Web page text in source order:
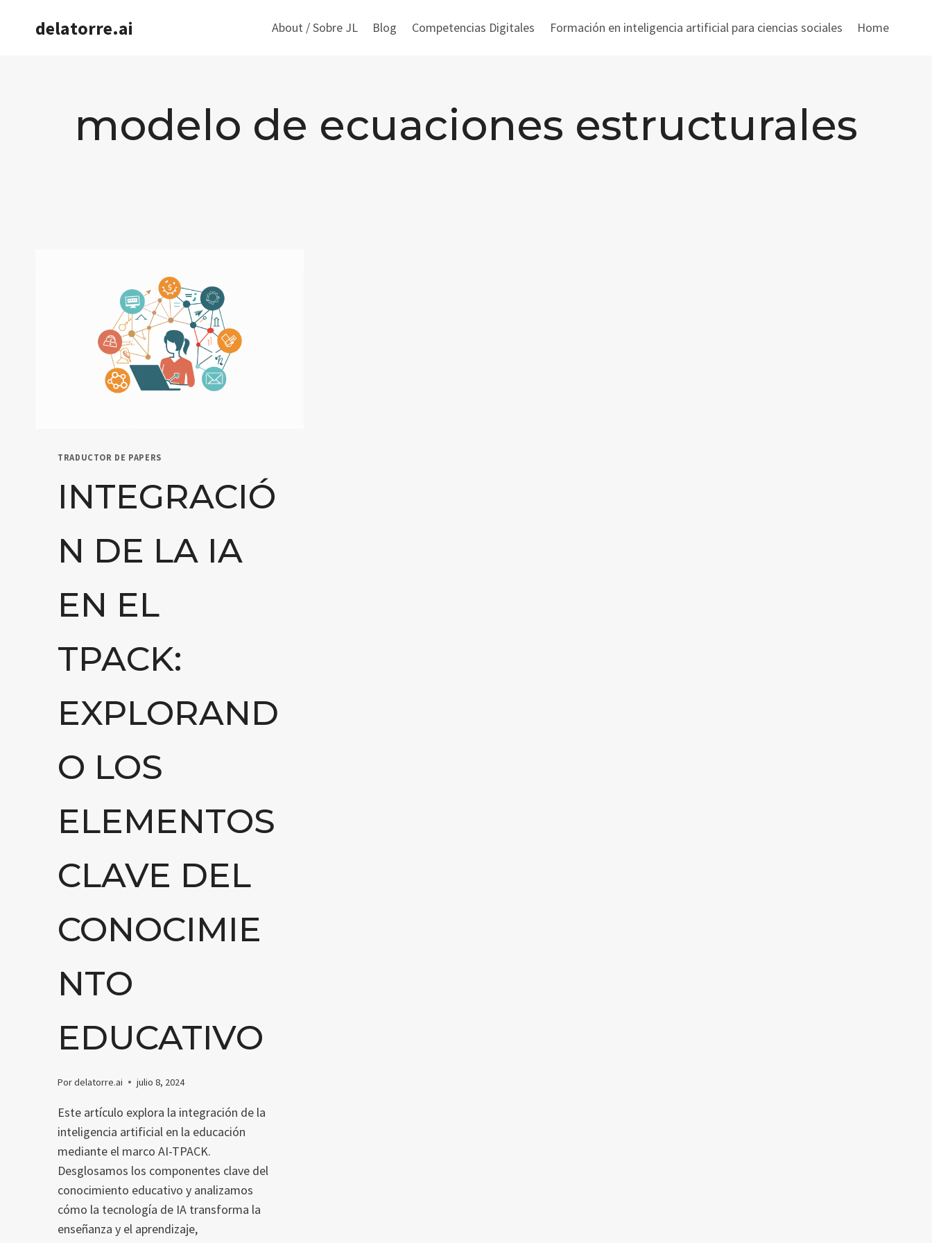
delatorre.ai About / Sobre JL Blog Competencias Digitales Formación en inteligencia artificial para ciencias sociales Home
modelo de ecuaciones estructurales
TRADUCTOR DE PAPERS
INTEGRACIÓ
N DE LA IA
EN EL
TPACK:
EXPLORAND
O LOS
ELEMENTOS
CLAVE DEL
CONOCIMIE
NTO
EDUCATIVO
Pordelatorre.ai julio 8, 2024
Este artículo explora la integración de la
inteligencia artificial en la educación
mediante el marco AI-TPACK.
Desglosamos los componentes clave del
conocimiento educativo y analizamos
cómo la tecnología de IA transforma la
enseñanza y el aprendizaje,